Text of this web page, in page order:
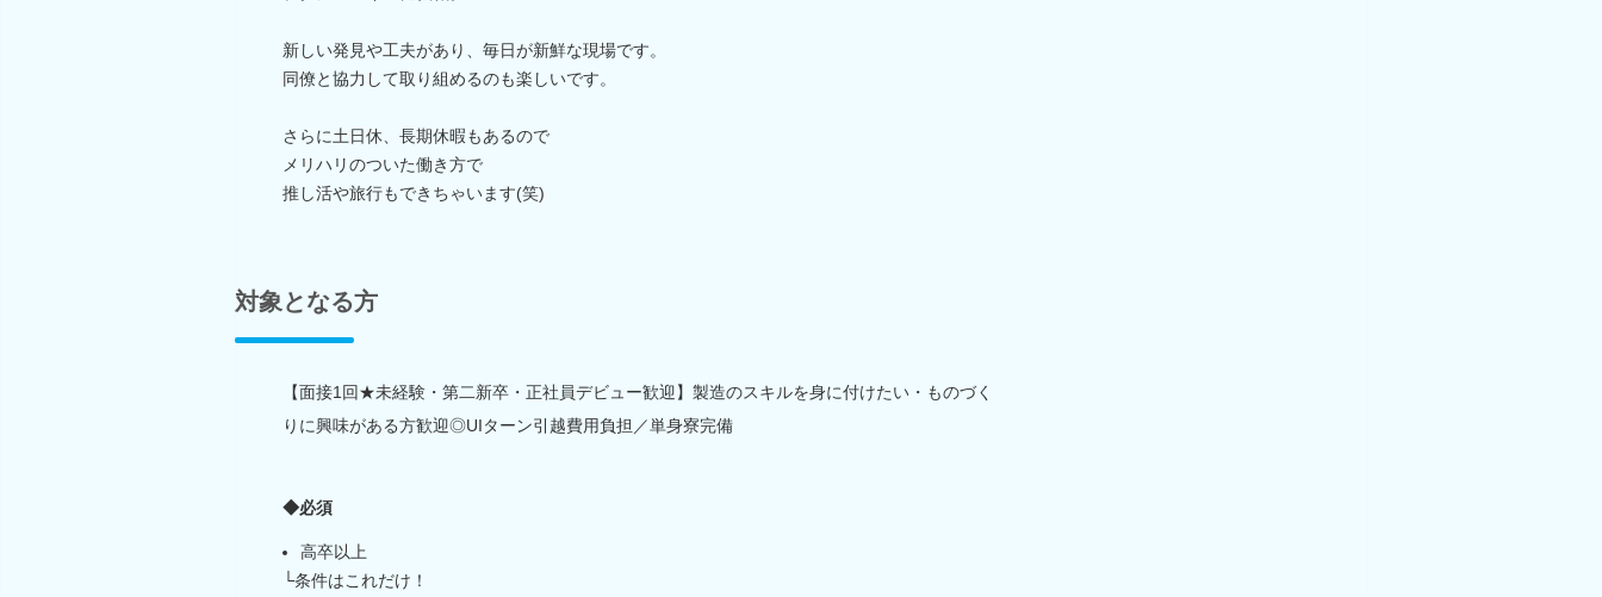
新しい発見や工夫があり、毎日が新鮮な現場です。
同僚と協力して取り組めるのも楽しいです。
さらに土日休、長期休暇もあるので
メリハリのついた働き方で
推し活や旅行もできちゃいます(笑)
対象となる方
【面接1回★未経験・第二新卒・正社員デビュー歓迎】製造のスキルを身に付けたい・ものづく
りに興味がある方歓迎◎UIターン引越費用負担／単身寮完備
◆必須
高卒以上
└条件はこれだけ！